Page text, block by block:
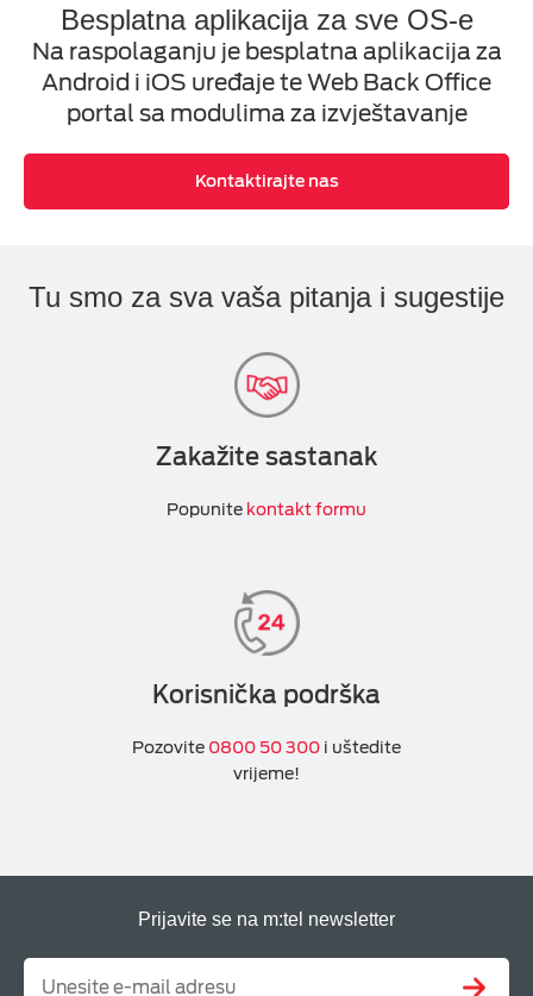
Besplatna aplikacija za sve OS-e
Na raspolaganju je besplatna aplikacija za
Android i iOS uređaje te Web Back Office
portal sa modulima za izvještavanje
Kontaktirajte nas
Tu smo za sva vaša pitanja i sugestije
Zakažite sastanak
Popunite kontakt formu
Korisnička podrška
Pozovite 0800 50 300 i uštedite
vrijeme!
Prijavite se na m:tel newsletter